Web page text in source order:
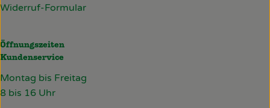
Widerruf-Formular
Öffnungszeiten
Kundenservice
Montag bis Freitag
8 bis 16 Uhr